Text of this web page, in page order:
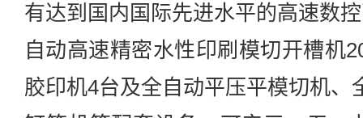
有达到国内国际先进水平的高速数
自动高速精密水性印刷模切开槽机
胶印机4台及全自动平压平模切机、